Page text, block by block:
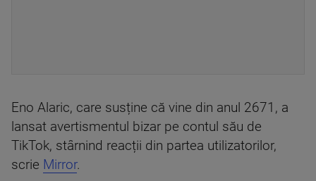
Eno Alaric, care susține că vine din anul 2671, a
lansat avertismentul bizar pe contul său de
TikTok, stârnind reacții din partea utilizatorilor,
scrie Mirror.